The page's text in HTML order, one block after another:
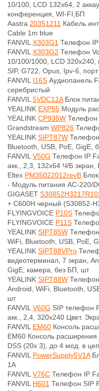
10/100, LCD 132x64, 2
конференция, WI-FI,БП
Aastra 20351211 Кабель
Cable 1m blue
FANVILX303G1 Телефон
FANVILX303G2 Телефон
10/100/1000, LCD 320x240,
SIP, G722, Opus, Ipv-6,
FANVIL I16S Аудиопанель
серебристый
FANVIL5VDC12AБлок
YEALINK EXP55 Модуль
YEALINK CP935W Телефон
Grandstream WP826
YEALINK SIPT87W Телефон
Bluetooth, USB, PoE, GigE,
FANVILV50G Телефон IP
акк., 2,3, 132x64 Ч/Б
Eltex PM35022012revB
- Модуль питания AC-220/
GIGASET
+ C600H черный (S30852-
FLYINGVOICE P10S
FLYINGVOICE P11S
YEALINK SIPT85W Телефон
WiFi, Bluetooth, USB, PoE,
YEALINK SIPT88VPro
видеотерминал, 7 экран,
GigE, камера, без БП, шт
YEALINK SIPT88W Телефон
Android, WiFi, Bluetooth,
шт
FANVILV60G SIP телефон
акк., 2,4, 320x240 Цвет.
FANVIL EM60 Консоль
EM60 Консоль расширения
DSS (20x 3), до 4 мод. в
FANVIL PowerSupply5V1A
1A
FANVILV76C Телефон IP
FANVIL H601 Телефон SIP